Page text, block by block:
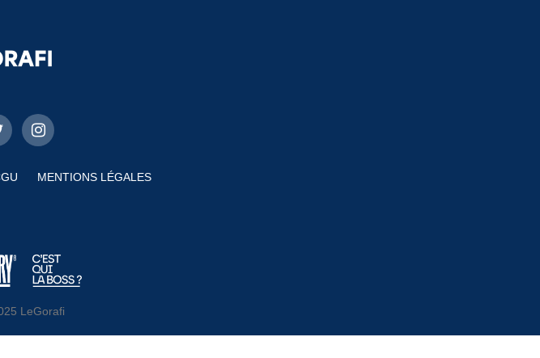
MENTIONS LÉGALES
LeGorafi